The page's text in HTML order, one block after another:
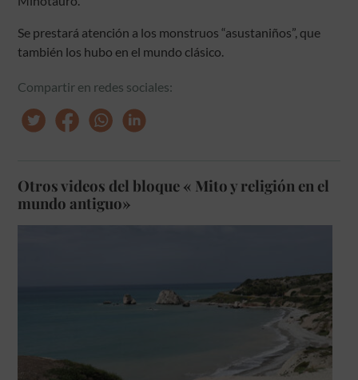
Se prestará atención a los monstruos “asustaniños”, que
también los hubo en el mundo clásico.
Compartir en redes sociales:
Otros videos del bloque « Mito y religión en el
mundo antiguo»